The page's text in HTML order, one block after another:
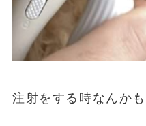
注射をする時なんか